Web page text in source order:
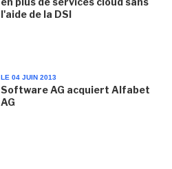
l'aide de la DSI
LE 04 JUIN 2013
Software AG acquiert Alfabet
AG